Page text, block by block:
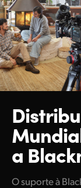
a
O suporte à